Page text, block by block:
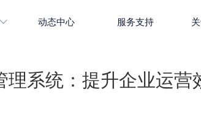
动态中心 服务支持
理系统：提升企业运营